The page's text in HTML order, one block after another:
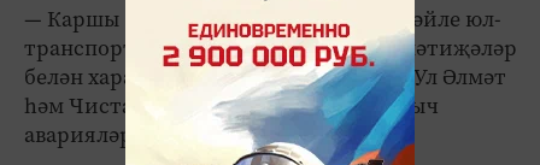
— Каршы як полосасына чыгу белән бәйле юл-
транспорт һәлакәтләре аеруча авыр нәтиҗәләр
белән характерлана, — диде Гарипов. Ул Әлмәт
һәм Чистай районнарындагы коточкыч
аварияләрне мисал итеп китерде.